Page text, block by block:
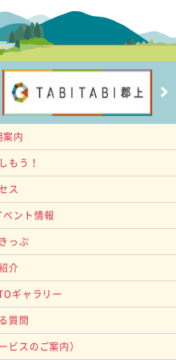
案内
もう！
ス
ント情報
っぷ
介
ギャラリー
質問
ビスのご案内）